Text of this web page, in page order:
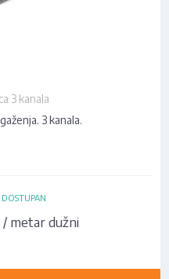
3 kanala
3 kanala.
/ metar dužni